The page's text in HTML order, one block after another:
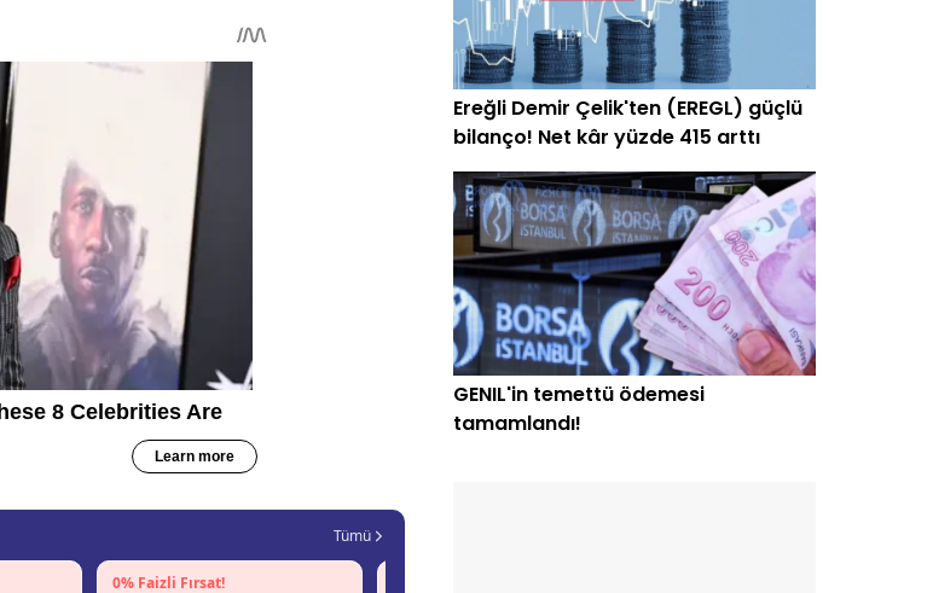
Ereğli Demir Çelik'ten (EREGL) güçlü
bilanço! Net kâr yüzde 415 arttı
GENIL'in temettü ödemesi
tamamlandı!